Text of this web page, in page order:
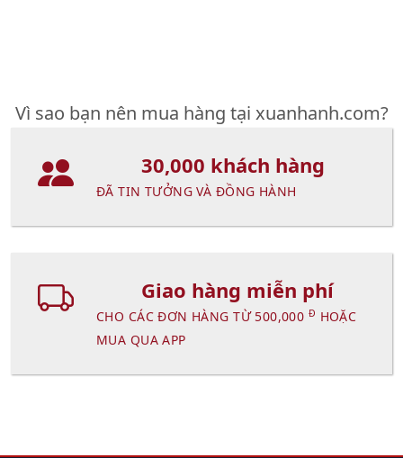
Vì sao bạn nên mua hàng tại xuanhanh.com?
30,000 khách hàng
ĐÃ TIN TƯỞNG VÀ ĐỒNG HÀNH
Giao hàng miễn phí
CHO CÁC ĐƠN HÀNG TỪ 500,000 Đ HOẶC
MUA QUA APP